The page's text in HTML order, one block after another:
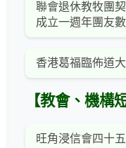
聯會退休教牧團契
成立一週年團友
香港葛福臨佈道
【教會、機構
旺角浸信會四十